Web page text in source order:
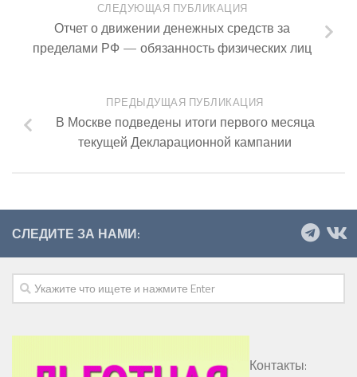
СЛЕДУЮЩАЯ ПУБЛИКАЦИЯ
Отчет о движении денежных средств за
пределами РФ — обязанность физических лиц
ПРЕДЫДУЩАЯ ПУБЛИКАЦИЯ
В Москве подведены итоги первого месяца
текущей Декларационной кампании
СЛЕДИТЕ ЗА НАМИ:
Контакты: